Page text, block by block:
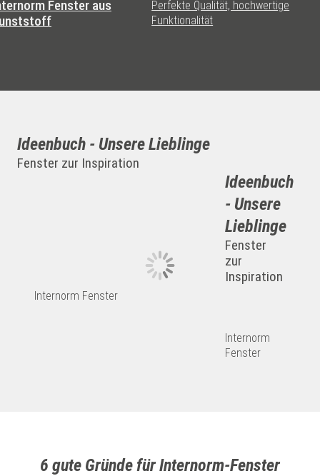
Fenster aus
Perfekte Qualität, hochwertige
Funktionalität
Ideenbuch - Unsere Lieblinge
Fenster zur Inspiration
Internorm Fenster
Ideenbuch
- Unsere
Lieblinge
Fenster
zur
Inspiration
Internorm
Fenster
6 gute Gründe für Internorm-Fenster